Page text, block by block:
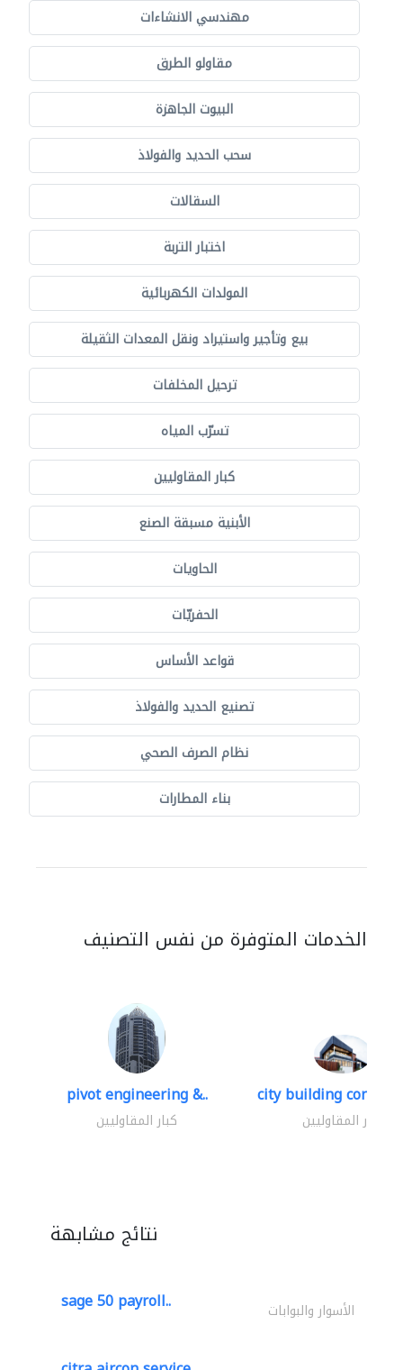
مهندسي الانشاءات
مقاولو الطرق
البيوت الجاهزة
سحب الحديد والفولاذ
السقالات
اختبار التربة
المولدات الكهربائية
بيع وتأجير واستيراد ونقل المعدات الثقيلة
ترحيل المخلفات
تسرّب المياه
كبار المقاوليين
الأبنية مسبقة الصنع
الحاويات
الحفريّات
قواعد الأساس
تصنيع الحديد والفولاذ
نظام الصرف الصحي
بناء المطارات
الخدمات المتوفرة من نفس التصنيف
pivot engineering &..
كبار المقاوليين
city building
كبار المقاوليين
نتائج مشابهة
sage 50 payroll.. الأسوار والبوابات